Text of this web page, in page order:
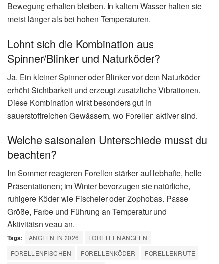
Bewegung erhalten bleiben. In kaltem Wasser halten sie
meist länger als bei hohen Temperaturen.
Lohnt sich die Kombination aus
Spinner/Blinker und Naturköder?
Ja. Ein kleiner Spinner oder Blinker vor dem Naturköder
erhöht Sichtbarkeit und erzeugt zusätzliche Vibrationen.
Diese Kombination wirkt besonders gut in
sauerstoffreichen Gewässern, wo Forellen aktiver sind.
Welche saisonalen Unterschiede musst du
beachten?
Im Sommer reagieren Forellen stärker auf lebhafte, helle
Präsentationen; im Winter bevorzugen sie natürliche,
ruhigere Köder wie Fischeier oder Zophobas. Passe
Größe, Farbe und Führung an Temperatur und
Aktivitätsniveau an.
Tags: ANGELN IN 2026
FORELLENANGELN
FORELLENFISCHEN
FORELLENKÖDER
FORELLENRUTE